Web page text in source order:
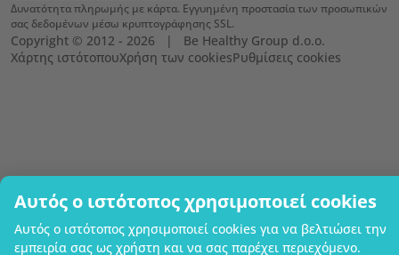
Αυτός ο ιστότοπος χρησιμοποιεί cookies
Αυτός ο ιστότοπος χρησιμοποιεί cookies για να βελτιώσει την
εμπειρία σας ως χρήστη και να σας παρέχει περιεχόμενο.
Δυνατότητα πληρωμής με κάρτα. Εγγυημένη προστασία των προσωπικών
σας δεδομένων μέσω κρυπτογράφησης SSL.
Copyright © 2012 - 2026   |   Be Healthy Group d.o.o.
Χάρτης ιστότοπουΧρήση των cookiesΡυθμίσεις cookies